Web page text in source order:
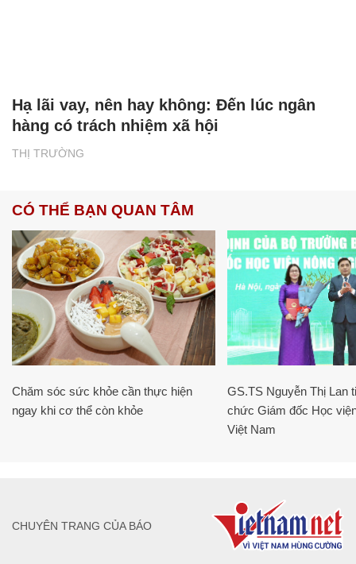
THỊ TRƯỜNG
Hạ lãi vay, nên hay không: Đến lúc ngân
hàng có trách nhiệm xã hội
CÓ THỂ BẠN QUAN TÂM
Chăm sóc sức khỏe cần thực hiện
ngay khi cơ thể còn khỏe
GS.TS Nguyễn Thị Lan
chức Giám đốc Học
Việt Nam
CHUYÊN TRANG CỦA BÁO